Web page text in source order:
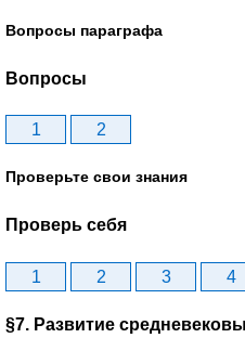
Вопросы параграфа
Вопросы
1 2
Проверьте свои знания
Проверь себя
1 2 3 4
§7. Развитие